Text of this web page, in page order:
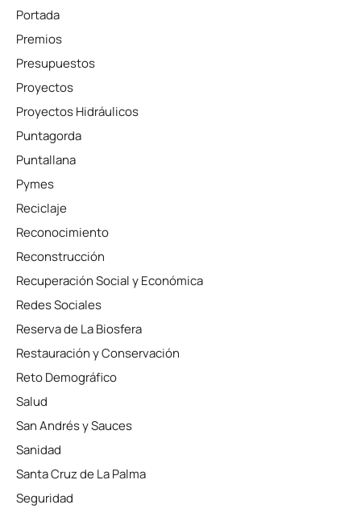
Portada
Premios
Presupuestos
Proyectos
Proyectos Hidráulicos
Puntagorda
Puntallana
Pymes
Reciclaje
Reconocimiento
Reconstrucción
Recuperación Social y Económica
Redes Sociales
Reserva de La Biosfera
Restauración y Conservación
Reto Demográfico
Salud
San Andrés y Sauces
Sanidad
Santa Cruz de La Palma
Seguridad